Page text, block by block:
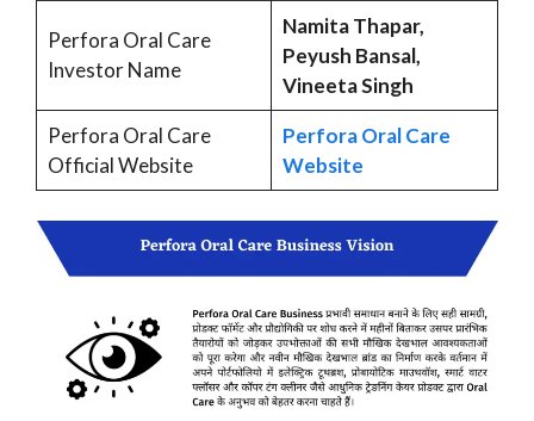
Perfora Oral Care
Investor Name
Namita Thapar,
Peyush Bansal,
Vineeta Singh
Perfora Oral Care
Official Website
Perfora Oral Care
Website